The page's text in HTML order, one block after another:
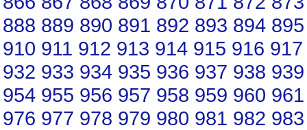
888 889 890 891 892 893 894 895
910 911 912 913 914 915 916 917
932 933 934 935 936 937 938 939
954 955 956 957 958 959 960 961
976 977 978 979 980 981 982 983